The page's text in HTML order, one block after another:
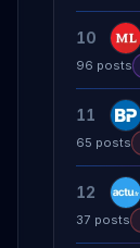
10
96 posts
11
65 posts
12
37 posts